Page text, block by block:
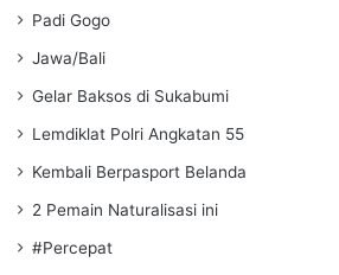
Padi Gogo
Jawa/Bali
Gelar Baksos di Sukabumi
Lemdiklat Polri Angkatan 55
Kembali Berpasport Belanda
2 Pemain Naturalisasi ini
#Percepat